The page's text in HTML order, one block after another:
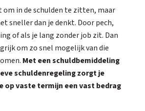
om in de schulden te zitten, maar
sneller dan je denkt. Door pech,
of als je lang zonder job zit. Dan
om zo snel mogelijk van die
Met een schuldbemiddeling
schuldenregeling zorgt je
op vaste termijn een vast bedrag